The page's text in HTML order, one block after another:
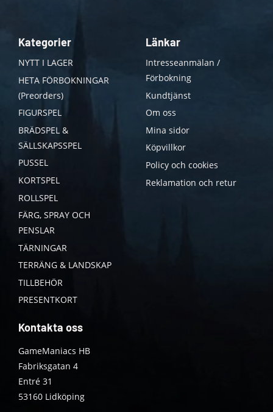
Kategorier
NYTT I LAGER
HETA FÖRBOKNINGAR
(Preorders)
FIGURSPEL
BRÄDSPEL &
SÄLLSKAPSSPEL
PUSSEL
KORTSPEL
ROLLSPEL
FÄRG, SPRAY OCH
PENSLAR
TÄRNINGAR
TERRÄNG & LANDSKAP
TILLBEHÖR
PRESENTKORT
Länkar
Intresseanmälan /
Förbokning
Kundtjänst
Om oss
Mina sidor
Köpvillkor
Policy och cookies
Reklamation och retur
Kontakta oss
GameManiacs HB
Fabriksgatan 4
Entré 31
53160 Lidköping